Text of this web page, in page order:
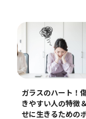
ガラスのハート！
きやすい人の特徴
せに生きるための